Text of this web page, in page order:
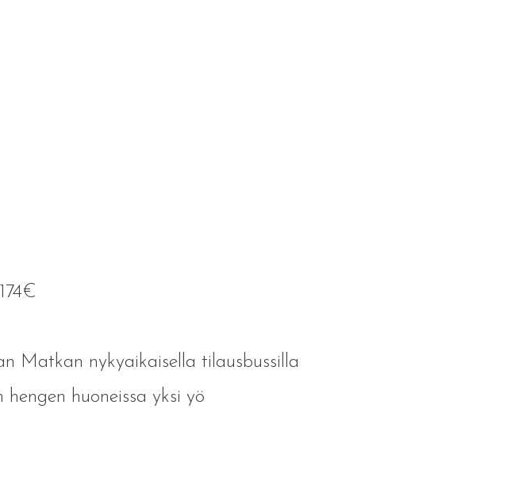
Matkan nykyaikaisella tilausbussilla
huoneissa yksi yö